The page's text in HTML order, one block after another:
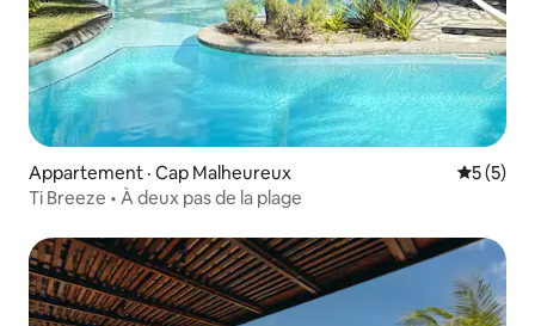
Appartement · Cap Malheureux Note
5 (5)
Ti Breeze • À deux pas de la plage